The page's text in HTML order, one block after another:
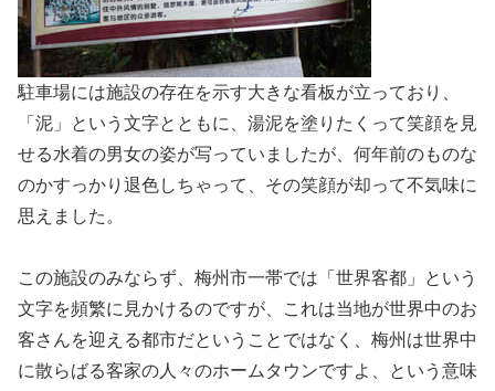
駐車場には施設の存在を示す大きな看板が立っており、
「泥」という文字とともに、湯泥を塗りたくって笑顔を見
せる水着の男女の姿が写っていましたが、何年前のものな
のかすっかり退色しちゃって、その笑顔が却って不気味に
思えました。
この施設のみならず、梅州市一帯では「世界客都」という
文字を頻繁に見かけるのですが、これは当地が世界中のお
客さんを迎える都市だということではなく、梅州は世界中
に散らばる客家の人々のホームタウンですよ、という意味